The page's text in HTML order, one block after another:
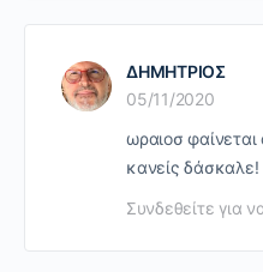
ΔΗΜΗΤΡΙΟΣ
05/11/2020
ωραιοσ
κανείς δάσκαλε!
Συνδεθείτε για